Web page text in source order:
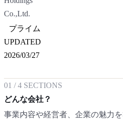
Co.,Ltd.
プライム
UPDATED
2026/03/27
01 /4 SECTIONS
どんな会社？
事業内容や経営者、企業の魅力